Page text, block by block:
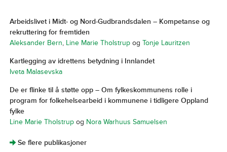
Arbeidslivet i Midt- og Nord-Gudbrandsdalen – Kompetanse og
rekruttering for fremtiden
Aleksander Bern, Line Marie Tholstrupog Tonje Lauritzen
Kartlegging av idrettens betydning i Innlandet
Iveta Malasevska
De er flinke til å støtte opp – Om fylkeskommunens rolle i
program for folkehelsearbeid i kommunene i tidligere Oppland
fylke
Line Marie Tholstrupog Nora Warhuus Samuelsen
]Se flere publikasjoner